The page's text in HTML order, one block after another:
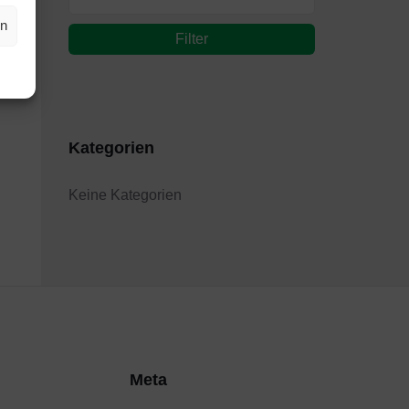
Filter
Kategorien
Keine Kategorien
Meta